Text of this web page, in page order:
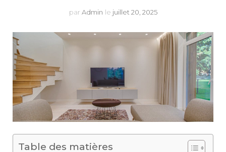
par Admin le juillet 20, 2025
Table des matières